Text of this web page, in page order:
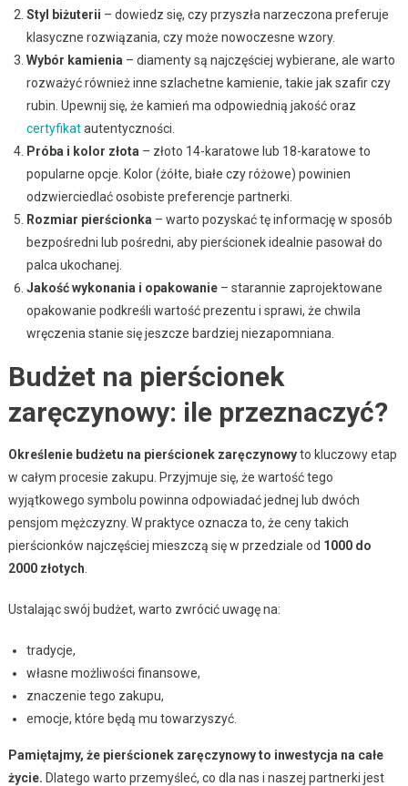
Styl biżuterii – dowiedz się, czy przyszła narzeczona preferuje
klasyczne rozwiązania, czy może nowoczesne wzory.
Wybór kamienia – diamenty są najczęściej wybierane, ale warto
rozważyć również inne szlachetne kamienie, takie jak szafir czy
rubin. Upewnij się, że kamień ma odpowiednią jakość oraz
certyfikatautentyczności.
Próba i kolor złota – złoto 14-karatowe lub 18-karatowe to
popularne opcje. Kolor (żółte, białe czy różowe) powinien
odzwierciedlać osobiste preferencje partnerki.
Rozmiar pierścionka – warto pozyskać tę informację w sposób
bezpośredni lub pośredni, aby pierścionek idealnie pasował do
palca ukochanej.
Jakość wykonania i opakowanie– starannie zaprojektowane
opakowanie podkreśli wartość prezentu i sprawi, że chwila
wręczenia stanie się jeszcze bardziej niezapomniana.
Budżet na pierścionek
zaręczynowy: ile przeznaczyć?
Określenie budżetu na pierścionek zaręczynowyto kluczowy etap
w całym procesie zakupu. Przyjmuje się, że wartość tego
wyjątkowego symbolu powinna odpowiadać jednej lub dwóch
pensjom mężczyzny. W praktyce oznacza to, że ceny takich
pierścionków najczęściej mieszczą się w przedziale od 1000 do
2000 złotych
Ustalając swój budżet, warto zwrócić uwagę na:
tradycje,
własne możliwości finansowe,
znaczenie tego zakupu,
emocje, które będą mu towarzyszyć.
Pamiętajmy, że pierścionek zaręczynowy to inwestycja na całe
życie. Dlatego warto przemyśleć, co dla nas i naszej partnerki jest